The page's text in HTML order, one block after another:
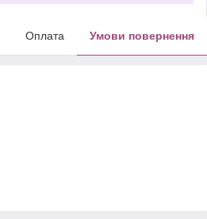
Оплата Умови повернення